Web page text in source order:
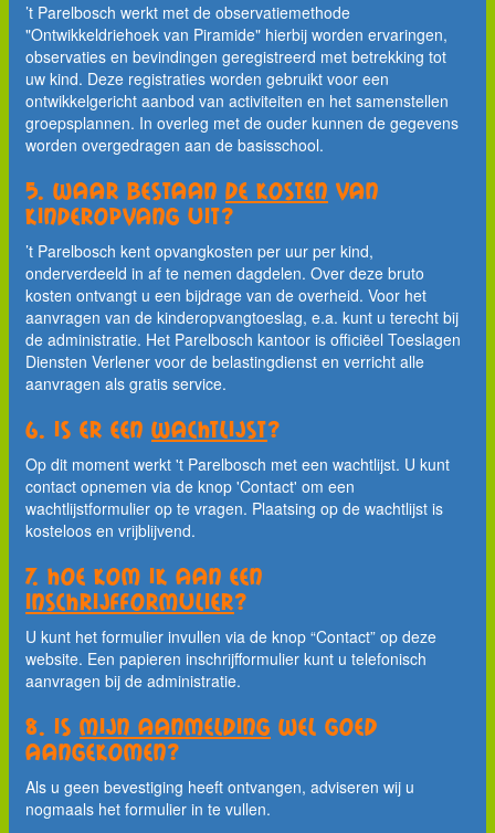
’t Parelbosch werkt met de observatiemethode
"Ontwikkeldriehoek van Piramide" hierbij worden ervaringen,
observaties en bevindingen geregistreerd met betrekking tot
uw kind. Deze registraties worden gebruikt voor een
ontwikkelgericht aanbod van activiteiten en het samenstellen
groepsplannen. In overleg met de ouder kunnen de gegevens
worden overgedragen aan de basisschool.
5. Waar bestaan de kosten van
kinderopvang uit?
’t Parelbosch kent opvangkosten per uur per kind,
onderverdeeld in af te nemen dagdelen. Over deze bruto
kosten ontvangt u een bijdrage van de overheid. Voor het
aanvragen van de kinderopvangtoeslag, e.a. kunt u terecht bij
de administratie. Het Parelbosch kantoor is officiëel Toeslagen
Diensten Verlener voor de belastingdienst en verricht alle
aanvragen als gratis service.
6. Is er een wachtlijst?
Op dit moment werkt 't Parelbosch met een wachtlijst. U kunt
contact opnemen via de knop 'Contact' om een
wachtlijstformulier op te vragen. Plaatsing op de wachtlijst is
kosteloos en vrijblijvend.
7. Hoe kom ik aan een
inschrijfformulier?
U kunt het formulier invullen via de knop “Contact” op deze
website. Een papieren inschrijfformulier kunt u telefonisch
aanvragen bij de administratie.
8. Is mijn aanmelding wel goed
aangekomen?
Als u geen bevestiging heeft ontvangen, adviseren wij u
nogmaals het formulier in te vullen.